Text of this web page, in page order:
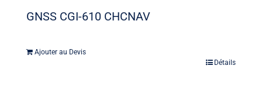
GNSS CGI-610 CHCNAV
Ajouter au Devis
Détails